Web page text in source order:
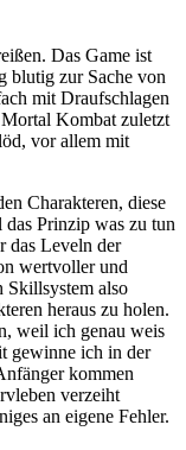
Das Game ist
blutig zur Sache von
mit Draufschlagen
Kombat zuletzt
vor allem mit
Charakteren, diese
das Prinzip was zu tun
das Leveln der
wertvoller und
Skillsystem also
heraus zu holen.
weil ich genau weis
gewinne ich in der
kommen
verzeiht
an eigene Fehler.